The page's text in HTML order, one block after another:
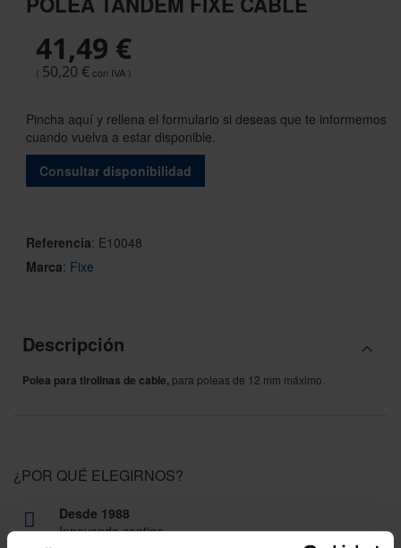
the
images
41,49 €
50,20 €
Pincha aquí y rellena el formulario si deseas que te informemos
cuando vuelva a estar disponible.
Consultar disponibilidad
Referencia: E10048
Marca: Fixe
Descripción
Polea para tirolinas de cable, para poleas de 12 mm máximo.
¿POR QUÉ ELEGIRNOS?
Desde 1988
Innovando contigo